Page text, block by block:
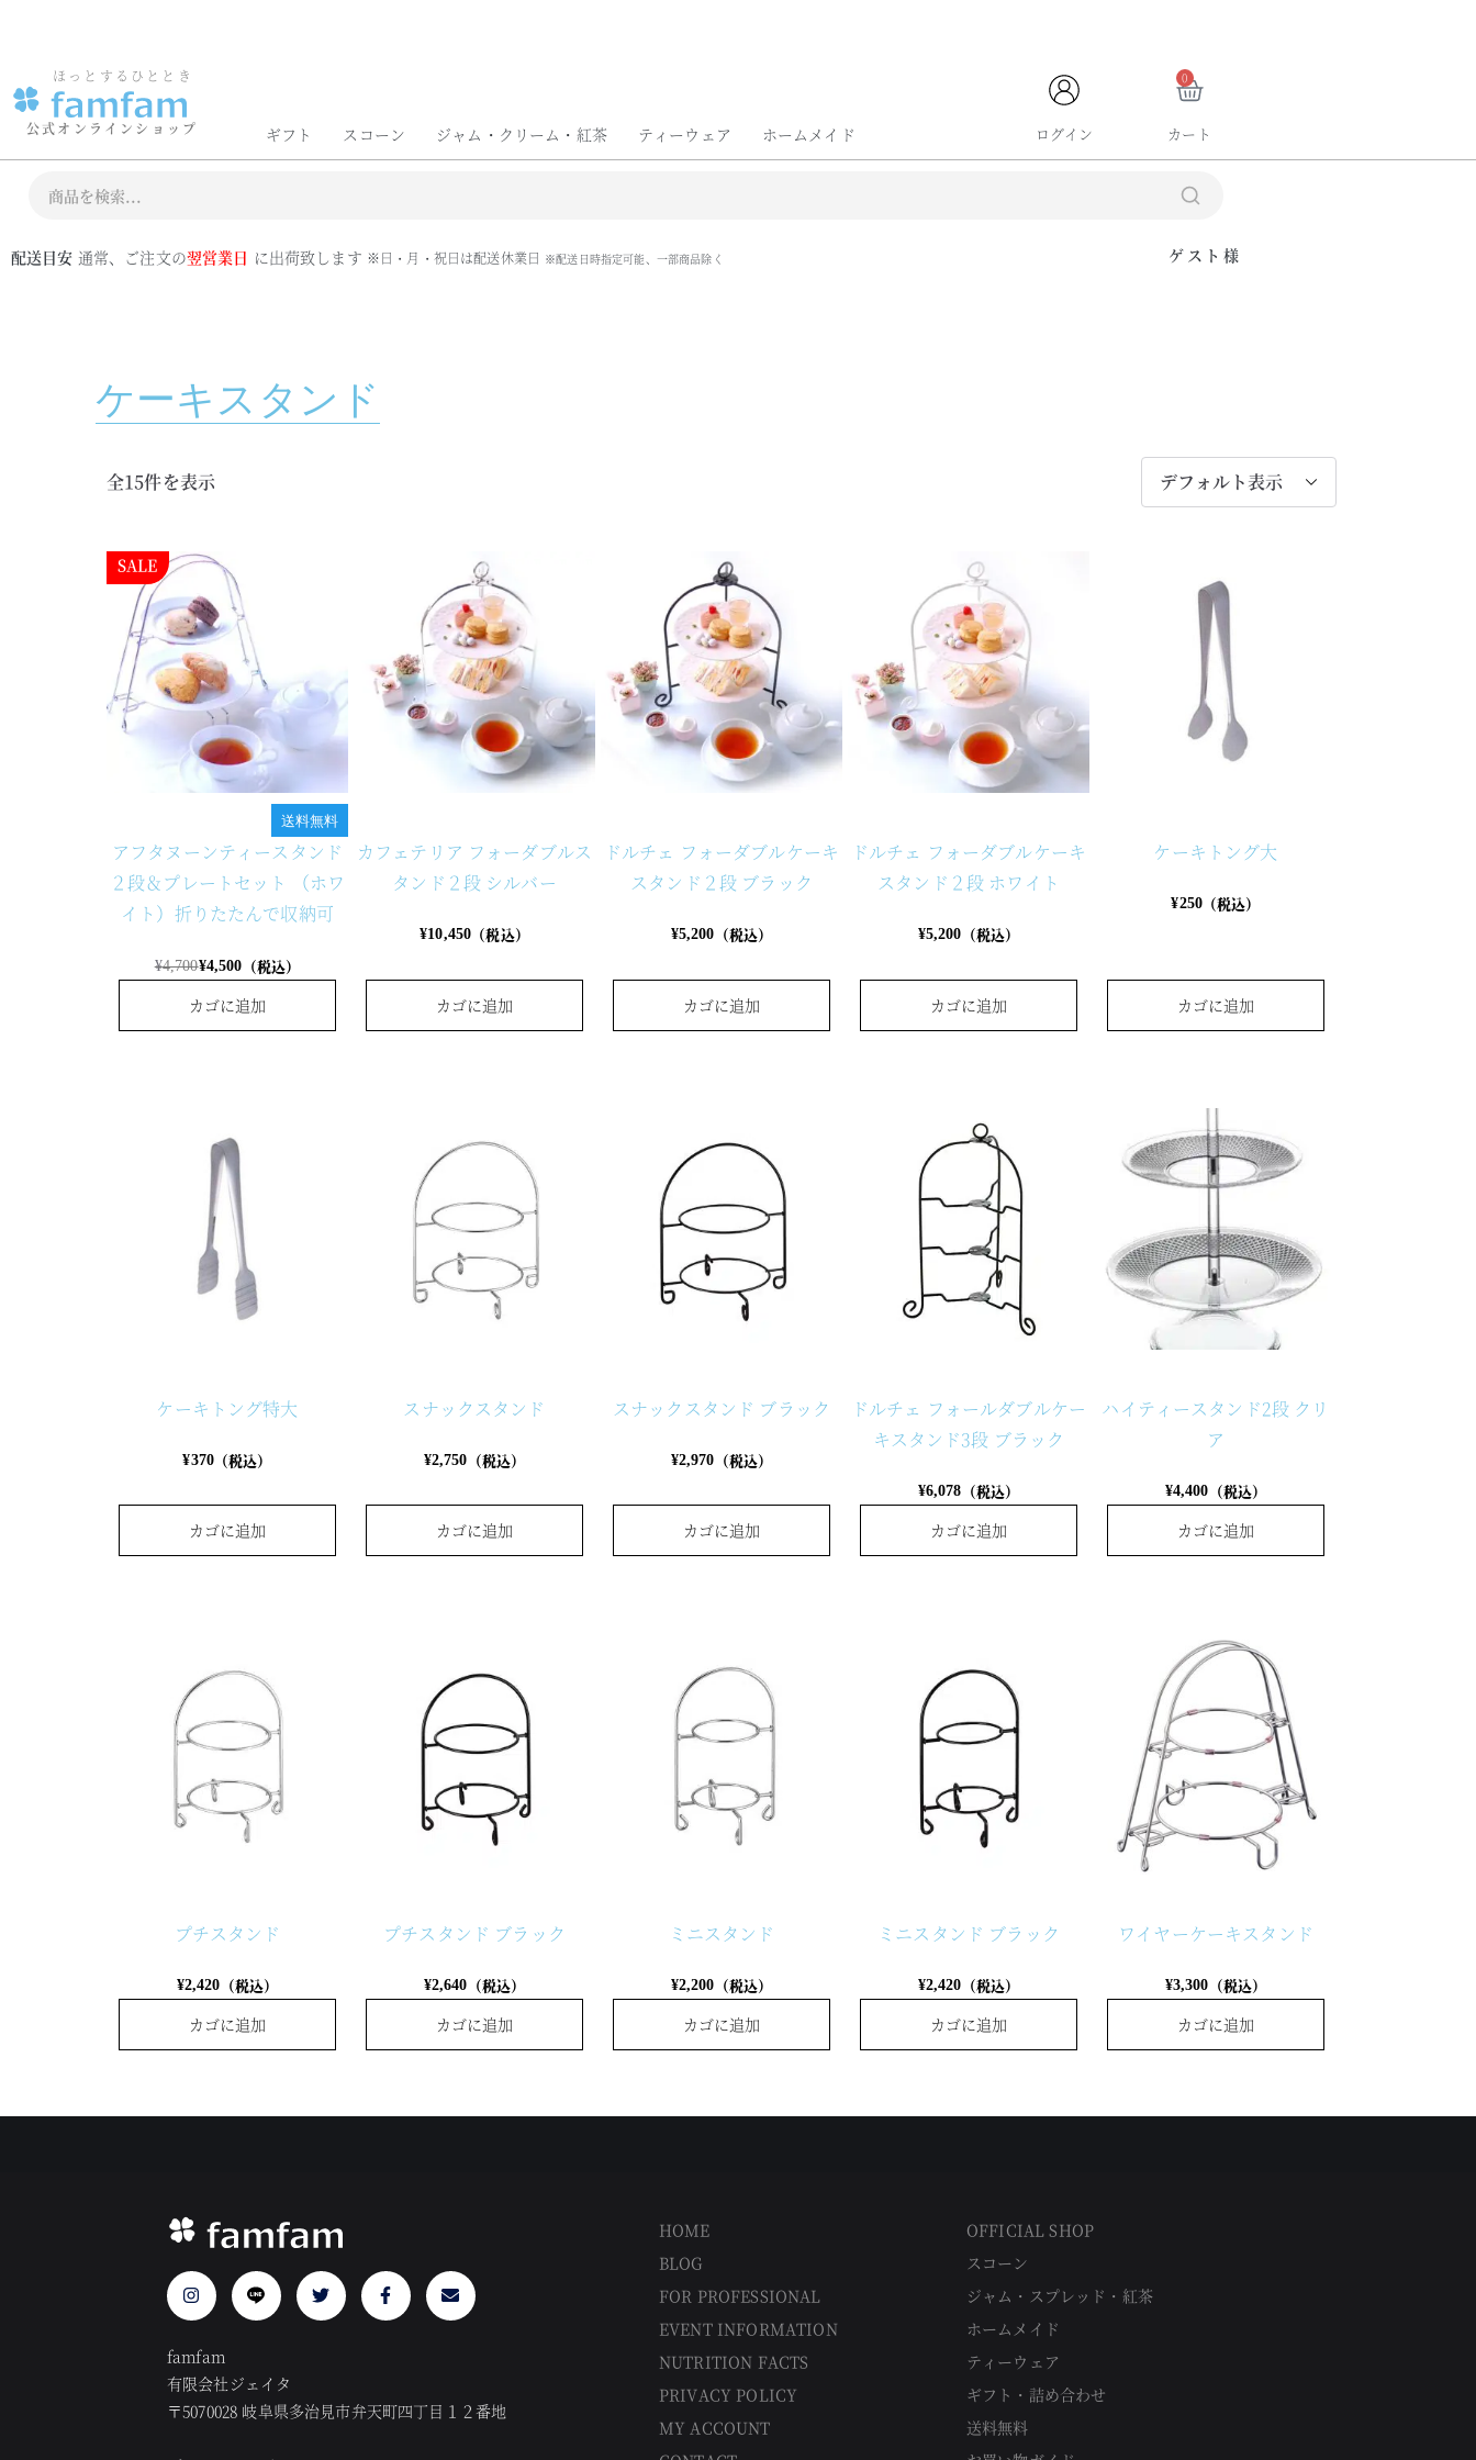
ほっとするひととき
公式オンラインショップ ギフト スコーン ジャム・クリーム・紅茶 ティーウェア ホームメイド ログイン
0
カート
配送目安 通常、ご注文の翌営業日 に出荷致します ※日・月・祝日は配送休業日 ※配送日時指定可能、一部商品除く ゲスト様
ケーキスタンド
全15件を表示
送料無料
アフタヌーンティースタンド
２段＆プレートセット （ホワ
イト）折りたたんで収納可
¥4,700¥4,500 （税込）
カゴに追加
カフェテリア フォーダブルス
タンド２段 シルバー
¥10,450 （税込）
カゴに追加
ドルチェ フォーダブルケーキ
スタンド２段 ブラック
¥5,200 （税込）
カゴに追加
ドルチェ フォーダブルケーキ
スタンド２段 ホワイト
¥5,200 （税込）
カゴに追加
ケーキトング大
¥250 （税込）
カゴに追加
ケーキトング特大
¥370 （税込）
カゴに追加
スナックスタンド
¥2,750 （税込）
カゴに追加
スナックスタンド ブラック
¥2,970 （税込）
カゴに追加
ドルチェ フォールダブルケー
キスタンド3段 ブラック
¥6,078 （税込）
カゴに追加
ハイティースタンド2段 クリ
ア
¥4,400 （税込）
カゴに追加
プチスタンド
¥2,420 （税込）
カゴに追加
プチスタンド ブラック
¥2,640 （税込）
カゴに追加
ミニスタンド
¥2,200 （税込）
カゴに追加
ミニスタンド ブラック
¥2,420 （税込）
カゴに追加
ワイヤーケーキスタンド
¥3,300 （税込）
カゴに追加
famfam
有限会社ジェイタ
〒5070028 岐阜県多治見市弁天町四丁目１２番地
HOME
BLOG
FOR PROFESSIONAL
EVENT INFORMATION
NUTRITION FACTS
PRIVACY POLICY
MY ACCOUNT
OFFICIAL SHOP
スコーン
ジャム・スプレッド・紅茶
ホームメイド
ティーウェア
ギフト・詰め合わせ
送料無料